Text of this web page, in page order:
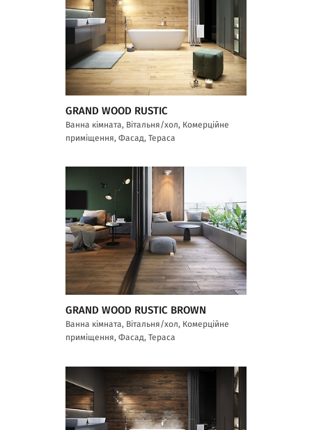
GRAND WOOD RUSTIC
Ванна кімната, Вітальня/хол, Комерційне
приміщення, Фасад, Тераса
GRAND WOOD RUSTIC BROWN
Ванна кімната, Вітальня/хол, Комерційне
приміщення, Фасад, Тераса